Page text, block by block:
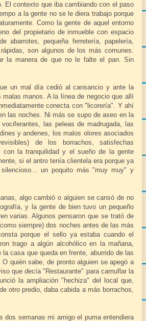
El contexto que iba cambiando con el paso
a la gente no se le diera trabajo porque
Como la gente de aquel entorno
del propietario de inmueble con espacio
abarrotes, pequeña ferretería, papelería,
son algunos de los más comunes.
la manera de que no le falte el pan. Sin
un mal día cedió al cansancio y ante la
manos. A la línea de negocio que allí
conecta con "licorería". Y ahí
las noches. Ni más se supo de aseo en la
las peleas de madrugada, las
y andenes, los malos olores asociados
de los borrachos, satisfechas
con la tranquilidad y el sueño de la gente
si el antro tenía clientela era porque ya
un poquito más "muy muy" y
algo cambió o alguien se cansó de no
y la gente de bien tuvo un pequeño
varias. Algunos pensaron que se trató de
siempre) dos noches antes de las más
porque el sello ya estaba cuando el
trago a algún alcohólico en la mañana,
casa que queda en frente, aburrido de las
quién sabe, de pronto alguien se apegó a
que decía "Restaurante" para camuflar la
la ampliación "hechiza" del local que,
otro predio, daba cabida a más borrachos,
dos semanas mi amigo el puma entendiera